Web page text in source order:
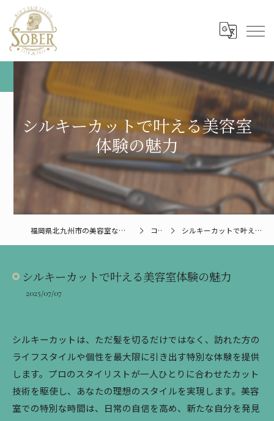
シルキーカットで叶える美容室
体験の魅力
福岡県北九州市の美容室ならMen’s Hair Studio SOBER コラム シルキーカットで叶える美容室体験の魅力
シルキーカットで叶える美容室体験の魅力
2025/07/07
シルキーカットは、ただ髪を切るだけではなく、訪れた方の
ライフスタイルや個性を最大限に引き出す特別な体験を提供
します。プロのスタイリストが一人ひとりに合わせたカット
技術を駆使し、あなたの理想のスタイルを実現します。美容
室での特別な時間は、日常の自信を高め、新たな自分を発見